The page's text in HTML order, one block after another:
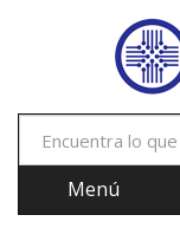
Menú